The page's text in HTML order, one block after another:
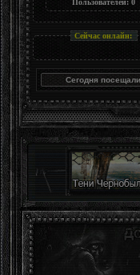
Пользователей: 0
Сейчас онлайн: